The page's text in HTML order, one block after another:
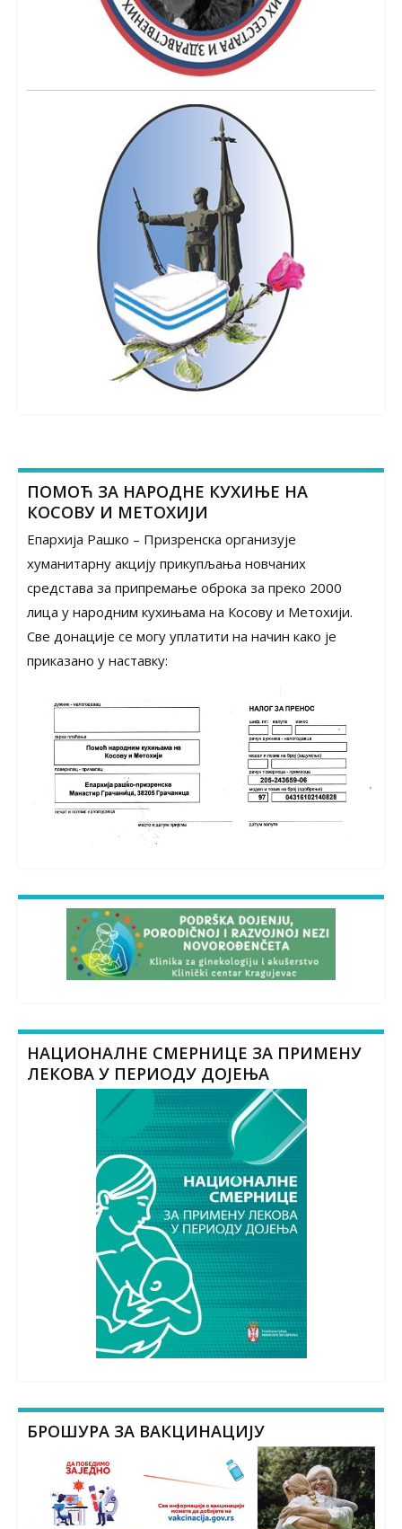
ПОМОЋ ЗА НАРОДНЕ КУХИЊЕ НА
КОСОВУ И МЕТОХИЈИ
Епархија Рашко – Призренска организује
хуманитарну акцију прикупљања новчаних
средстава за припремање оброка за преко 2000
лица у народним кухињама на Косову и Метохији.
Све донације се могу уплатити на начин како је
приказано у наставку:
НАЦИОНАЛНЕ СМЕРНИЦЕ ЗА ПРИМЕНУ
ЛЕКОВА У ПЕРИОДУ ДОЈЕЊА
БРОШУРА ЗА ВАКЦИНАЦИЈУ